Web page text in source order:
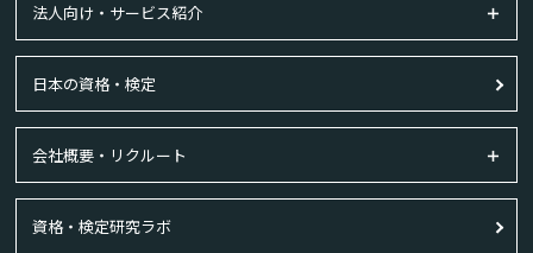
法人向け・サービス紹介
日本の資格・検定
会社概要・リクルート
資格・検定研究ラボ